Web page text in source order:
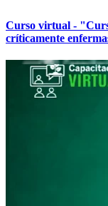
Curso virtual -
críticamente